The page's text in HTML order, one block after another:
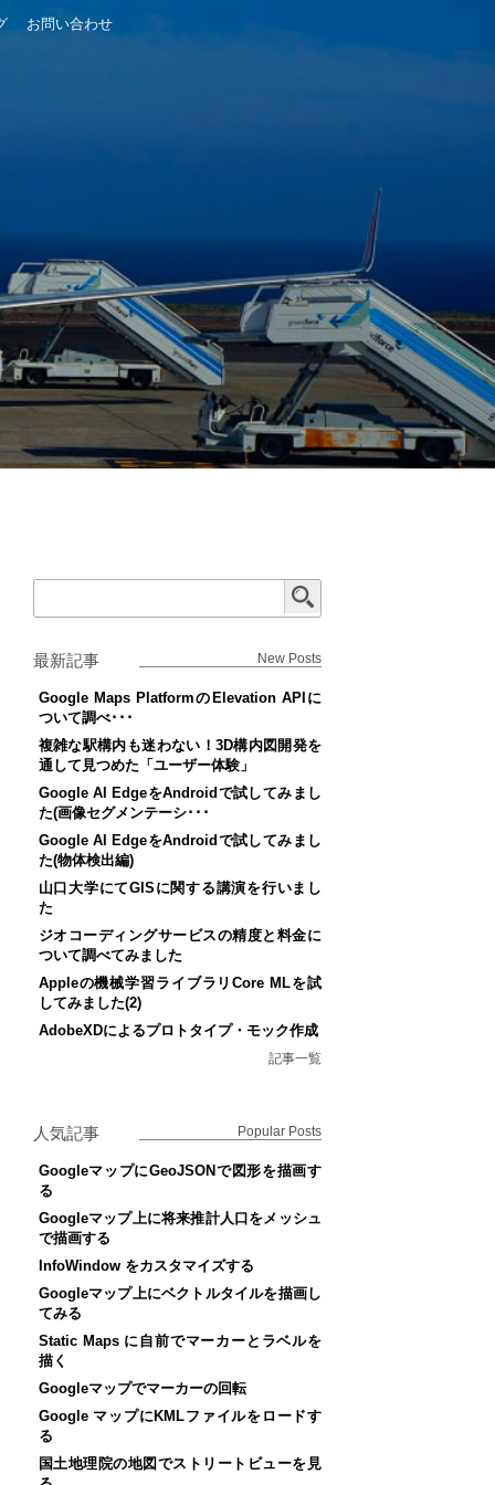
お問い合わせ
最新記事 New Posts
Google Maps PlatformのElevation APIに
ついて調べ･･･
複雑な駅構内も迷わない！3D構内図開発を
通して見つめた「ユーザー体験」
Google AI EdgeをAndroidで試してみまし
た(画像セグメンテーシ･･･
Google AI EdgeをAndroidで試してみまし
た(物体検出編)
山口大学にてGISに関する講演を行いまし
た
ジオコーディングサービスの精度と料金に
ついて調べてみました
Appleの機械学習ライブラリCore MLを試
してみました(2)
AdobeXDによるプロトタイプ・モック作成
記事一覧
人気記事 Popular Posts
GoogleマップにGeoJSONで図形を描画す
る
Googleマップ上に将来推計人口をメッシュ
で描画する
InfoWindow をカスタマイズする
Googleマップ上にベクトルタイルを描画し
てみる
Static Maps に自前でマーカーとラベルを
描く
Googleマップでマーカーの回転
Google マップにKMLファイルをロードす
る
国土地理院の地図でストリートビューを見